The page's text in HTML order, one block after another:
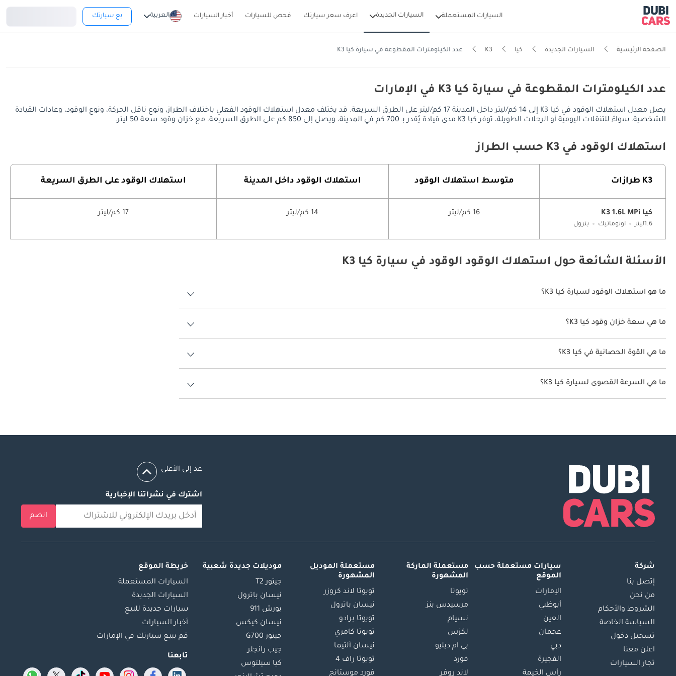
السيارات المستعملة السيارات الجديدة اعرف سعر سيارتك فحص للسيارات أخبار السيارات العربية بع سيارتك
الصفحة الرئيسية السيارات الجديدة كيا K3 عدد الكيلومترات المقطوعة في سيارة كيا K3
عدد الكيلومترات المقطوعة في سيارة كيا K3 في الإمارات
يصل معدل استهلاك الوقود في كيا K3 إلى 14 كم/ليتر داخل المدينة 17 كم/ليتر على الطرق السريعة. قد يختلف معدل استهلاك الوقود الفعلي باختلاف الطراز، ونوع ناقل الحركة، ونوع الوقود، وعادات القيادة
الشخصية. سواءً للتنقلات اليومية أو الرحلات الطويلة، توفر كيا K3 مدى قيادة يُقدر بـ 700 كم في المدينة، ويصل إلى 850 كم على الطرق السريعة، مع خزان وقود سعة 50 ليتر.
استهلاك الوقود في K3 حسب الطراز
K3 طرازات متوسط ​​استهلاك الوقود استهلاك الوقود داخل المدينة استهلاك الوقود على الطرق السريعة
كيا K3 1.6L MPi
1.6ليتر اوتوماتيك بترول
16 كم/ليتر 14 كم/ليتر 17 كم/ليتر
الأسئلة الشائعة حول استهلاك الوقود الوقود في سيارة كيا K3
ما هو استهلاك الوقود لسيارة كيا K3؟
يتراوح استهلاك الوقود لسيارة كيا K3 بين 14 كم/ليتر.
ما هي سعة خزان وقود كيا K3؟
سعة خزان وقود كيا K3 50 ليتر.
ما هي القوة الحصانية في كيا K3؟
تنتج كيا K3 قوة 123 حصان.
ما هي السرعة القصوى لسيارة كيا K3؟
السرعة القصوى لسيارة كيا K3 هي 200 كم/الساعة.
عد إلى الأعلى
اشترك في نشراتنا الإخبارية
انضم
شركة
إتصل بنا
من نحن
الشروط والأحكام
السياسة الخاصة
تسجيل دخول
اعلن معنا
تجار السيارات
سيارات مستعملة حسب
الموقع
الإمارات
أبوظبي
العين
عجمان
دبي
الفجيرة
رأس الخيمة
مستعملة الماركة
المشهورة
تويوتا
مرسيدس بنز
نسيام
لكزس
بي ام دبليو
فورد
لاند روفر
مستعملة الموديل
المشهورة
تويوتا لاند كروزر
نيسان باترول
تويوتا برادو
تويوتا كامري
نيسان ألتيما
تويوتا راف 4
فورد موستانج
موديلات جديدة شعبية
جيتور T2
نيسان باترول
بورش 911
نيسان كيكس
جيتور G700
جيب رانجلر
كيا سيلتوس
خريطة الموقع
السيارات المستعملة
السيارات الجديدة
سيارات جديدة للبيع
أخبار السيارات
قم ببيع سيارتك في الإمارات
تابعنا